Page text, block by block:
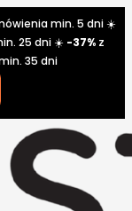
min. 5 dni ☀️
25 dni ☀️ -37% z
35 dni